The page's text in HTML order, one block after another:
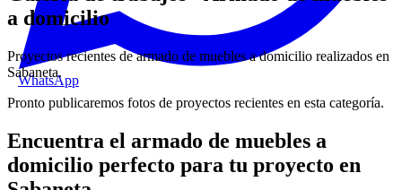
WhatsApp
a domicilio
Proyectos recientes de armado de muebles a domicilio realizados en
Sabaneta.
Pronto publicaremos fotos de proyectos recientes en esta categoría.
Encuentra el armado de muebles a
domicilio perfecto para tu proyecto en